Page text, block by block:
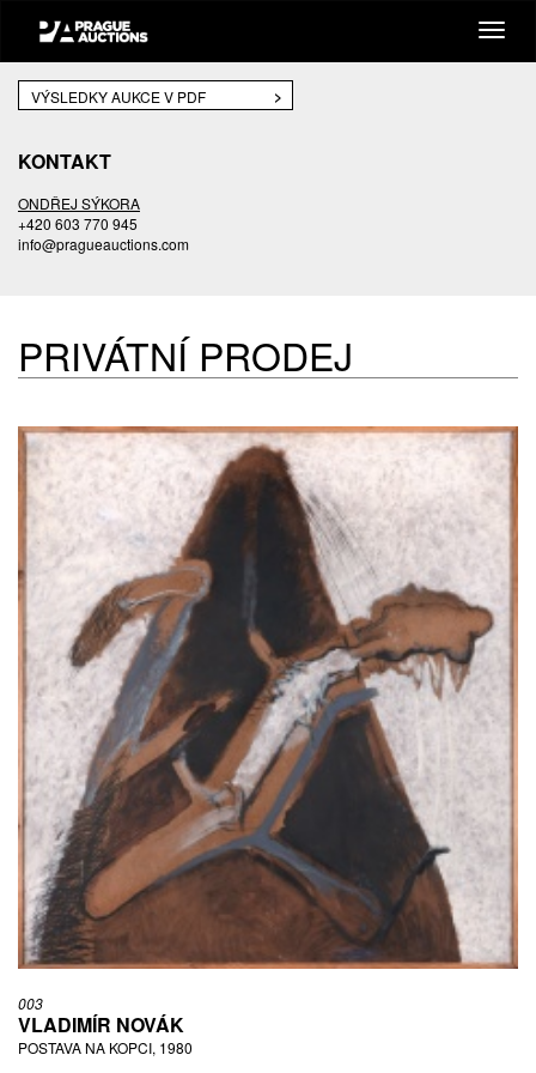
VÝSLEDKY AUKCE V PDF
KONTAKT
ONDŘEJ SÝKORA
+420 603 770 945
info@pragueauctions.com
PRIVÁTNÍ PRODEJ
003
VLADIMÍR NOVÁK
POSTAVA NA KOPCI, 1980